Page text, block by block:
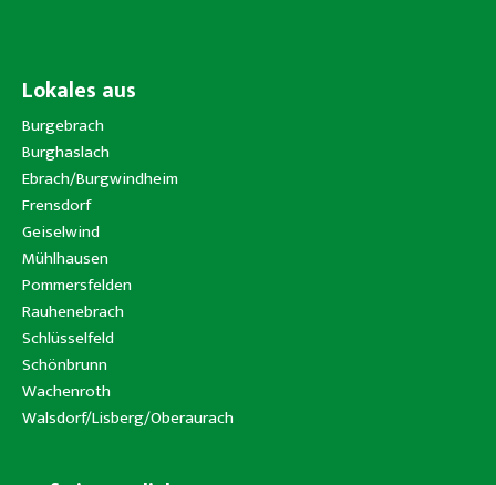
Lokales aus
Burgebrach
Burghaslach
Ebrach/Burgwindheim
Frensdorf
Geiselwind
Mühlhausen
Pommersfelden
Rauhenebrach
Schlüsselfeld
Schönbrunn
Wachenroth
Walsdorf/Lisberg/Oberaurach